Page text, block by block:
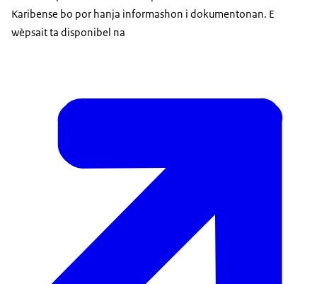
Karibense bo por hanja informashon i dokumentonan. E
wèpsait ta disponibel na